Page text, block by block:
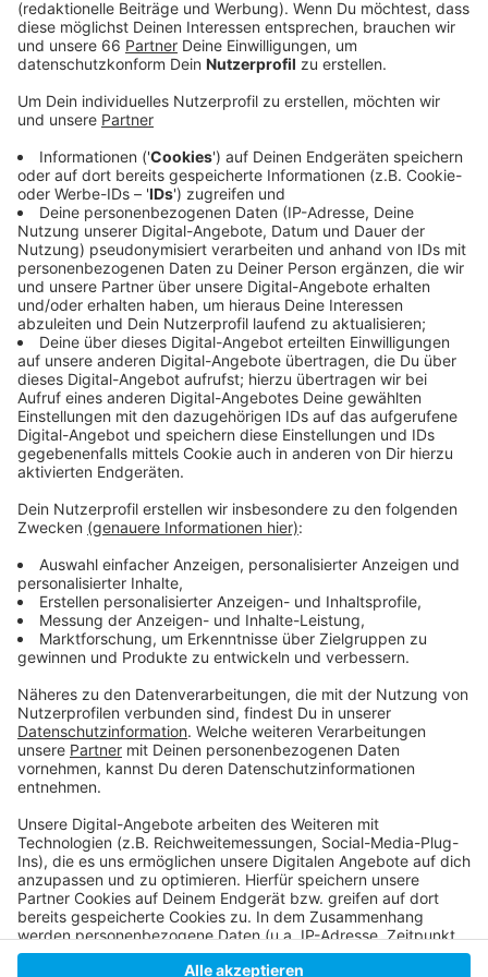
Anzeige
Dementsprechend geht auch die 7-Tage-Inzidenz in
unserer Stadt weiter zurück. Sie liegt heute fast 30
(28,3) Punkte unter dem gestrigen Wert und zwar bei
845,3. Niedriger war diese Zahl zuletzt am 2. März. Vier
weitere Menschen haben in Düsseldorf ihre Infektion
nicht überlebt und sind gestorben. Seit März 2020 gibt
es damit 813 Corona-Tote in unserer Stadt zu
beklagen.
Anzeige
Weitere Infos und Links zum Thema:
Anzeige
Corona: USA ziehen Personal aus Konsulat in
Shanghai ab
Salmonellen-Fälle: Ferrero rechnet mit Einbußen
an Ostern
Anzeige
Anzeige